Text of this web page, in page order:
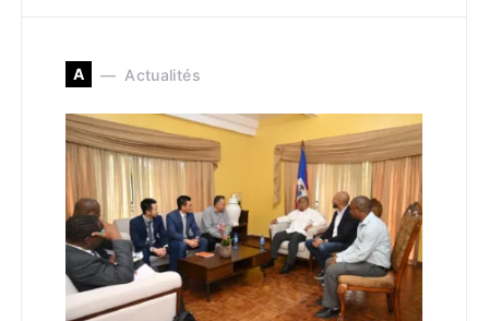
A Actualités